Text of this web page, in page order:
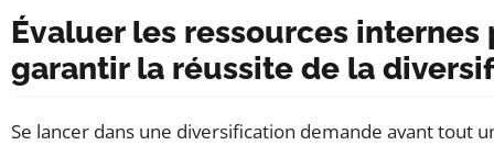
Évaluer les ressources internes
garantir la réussite de la
Se lancer dans une diversification demande avant tout